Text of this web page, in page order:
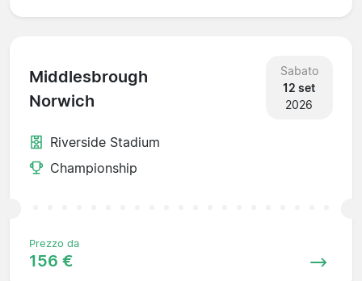
Middlesbrough
Norwich
Sabato
12 set
2026
Riverside Stadium
Championship
Prezzo da
156 €